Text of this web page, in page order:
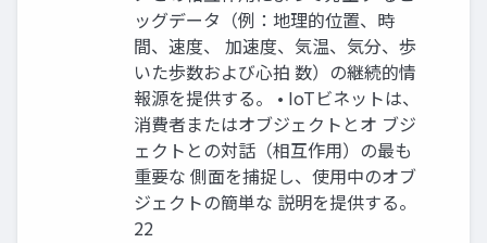
ッグデータ（例：地理的位置、時
間、速度、 加速度、気温、気分、歩
いた歩数および心拍 数）の継続的情
報源を提供する。 • IoTビネットは、
消費者またはオブジェクトとオ ブジ
ェクトとの対話（相互作用）の最も
重要な 側面を捕捉し、使用中のオブ
ジェクトの簡単な 説明を提供する。
22